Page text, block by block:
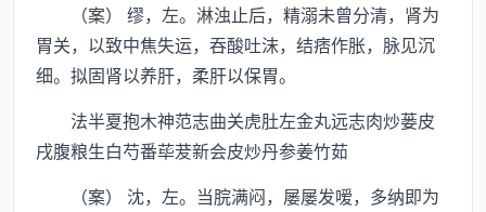
（案） 缪，左。淋浊止后，精溺未曾分清，肾为
胃关，以致中焦失运，吞酸吐沫，结痞作胀，脉见沉
细。拟固肾以养肝，柔肝以保胃。
法半夏抱木神范志曲关虎肚左金丸远志肉炒蒌皮
戌腹粮生白芍番荜茇新会皮炒丹参姜竹茹
（案） 沈，左。当脘满闷，屡屡发嗳，多纳即为